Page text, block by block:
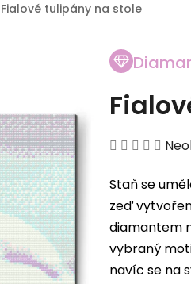
tulipány na stole
je
0,0
z
5
Staň se
zeď
diamantem
vybraný
navíc se na